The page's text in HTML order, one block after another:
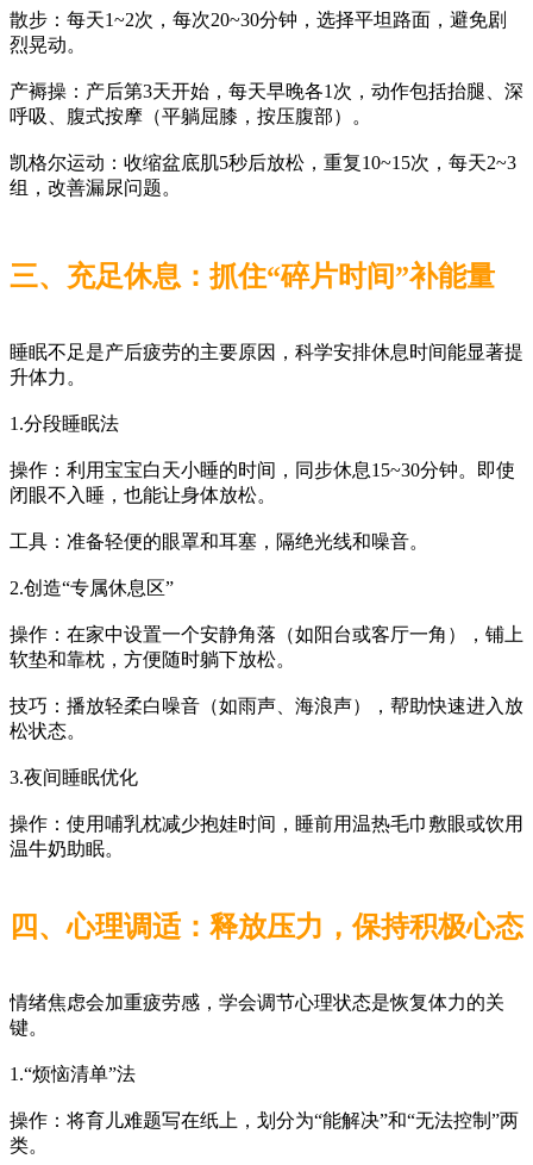
散步：每天1~2次，每次20~30分钟，选择平坦路面，避免剧
烈晃动。
产褥操：产后第3天开始，每天早晚各1次，动作包括抬腿、深
呼吸、腹式按摩（平躺屈膝，按压腹部）。
凯格尔运动：收缩盆底肌5秒后放松，重复10~15次，每天2~3
组，改善漏尿问题。
三、充足休息：抓住“碎片时间”补能量
睡眠不足是产后疲劳的主要原因，科学安排休息时间能显著提
升体力。
1.分段睡眠法
操作：利用宝宝白天小睡的时间，同步休息15~30分钟。即使
闭眼不入睡，也能让身体放松。
工具：准备轻便的眼罩和耳塞，隔绝光线和噪音。
2.创造“专属休息区”
操作：在家中设置一个安静角落（如阳台或客厅一角），铺上
软垫和靠枕，方便随时躺下放松。
技巧：播放轻柔白噪音（如雨声、海浪声），帮助快速进入放
松状态。
3.夜间睡眠优化
操作：使用哺乳枕减少抱娃时间，睡前用温热毛巾敷眼或饮用
温牛奶助眠。
四、心理调适：释放压力，保持积极心态
情绪焦虑会加重疲劳感，学会调节心理状态是恢复体力的关
键。
1.“烦恼清单”法
操作：将育儿难题写在纸上，划分为“能解决”和“无法控制”两
类。